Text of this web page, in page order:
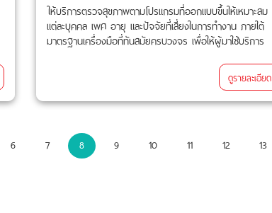
ให้บริการตรวจสุขภาพตามโปรแกรมที่ออกแบบขึ้นให้เหมาะสม
แต่ละบุคคล เพศ อายุ และปัจจัยที่เสี่ยงในการทำงาน ภายใต้
มาตรฐานเครื่องมือที่ทันสมัยครบวงจร เพื่อให้ผู้มาใช้บริการ
ดูรายละเอียด
6 7 8 9 10 11 12
13